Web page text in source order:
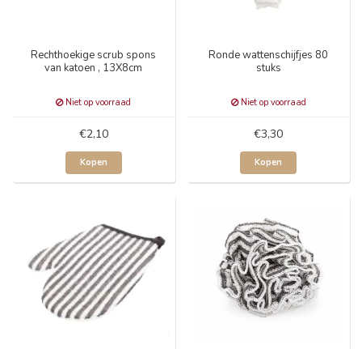
Rechthoekige scrub spons
van katoen , 13X8cm
Niet op voorraad
€2,10
Kopen
Ronde wattenschijfjes 80
stuks
Niet op voorraad
€3,30
Kopen